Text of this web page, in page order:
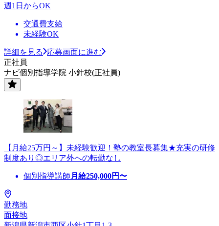
週1日からOK
交通費支給
未経験OK
詳細を見る
応募画面に進む
正社員
ナビ個別指導学院 小針校(正社員)
【月給25万円～】未経験歓迎！塾の教室長募集★充実の研修
制度あり◎エリア外への転勤なし
個別指導講師 月給250,000円〜
勤務地
面接地